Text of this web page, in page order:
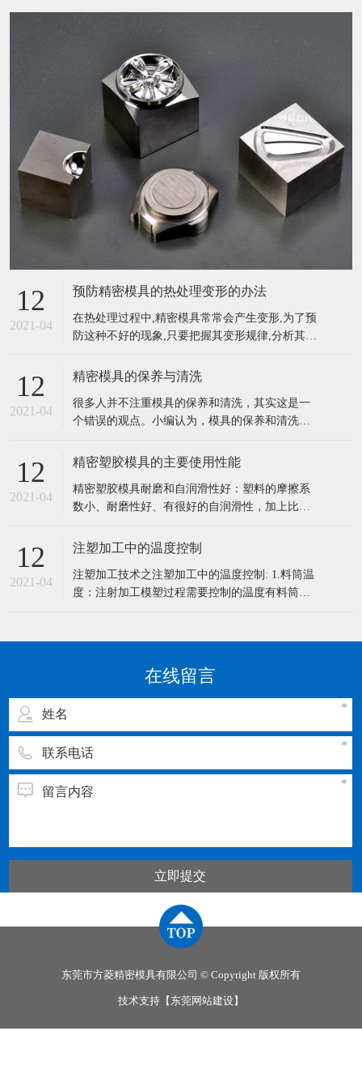
12
2021-04
预防精密模具的热处理变形的办法
在热处理过程中,精密模具常常会产生变形,为了预
防这种不好的现象,只要把握其变形规律,分析其产
能够减少的,也是能够控制的。一般来说,对精密复
道选材。对精密复杂模具应选择材质好的微变形
模具钢(如空淬钢)
12
2021-04
精密模具的保养与清洗
很多人并不注重模具的保养和清洗，其实这是一
个错误的观点。小编认为，模具的保养和清洗工
率，不注意保养和清洗也会影响模具的使用寿命
和清洗工作。 一：精密模具的保养5大要点 1、模
具长时间使用后必须磨刃口，研磨
12
2021-04
精密塑胶模具的主要使用性能
精密塑胶模具耐磨和自润滑性好：塑料的摩擦系
数小、耐磨性好、有很好的自润滑性，加上比强
至干摩擦条件下有效地工作。 1、密度小：塑料
的意义，尤其是对车辆、船舶、飞机、宇宙航天
器而言。 2、比强度和比刚度高：
12
2021-04
注塑加工中的温度控制
注塑加工技术之注塑加工中的温度控制: 1.料筒温
度：注射加工模塑过程需要控制的温度有料筒温
塑料的流动和冷却。每一种塑料都具有不同的流
流动温度及分解温度是有差别
在线留言
立即提交
东莞市方菱精密模具有限公司 © Copyright 版权所有
技术支持【 东莞网站建设】